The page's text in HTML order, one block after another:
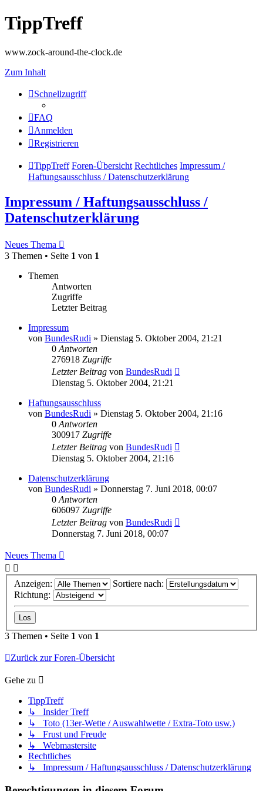
TippTreff
www.zock-around-the-clock.de
Zum Inhalt
Schnellzugriff
FAQ
Anmelden
Registrieren
TippTreff Foren-Übersicht Rechtliches Impressum /
Haftungsausschluss / Datenschutzerklärung
Impressum / Haftungsausschluss /
Datenschutzerklärung
Neues Thema
3 Themen • Seite 1 von 1
Themen
Antworten
Zugriffe
Letzter Beitrag
Impressum
von BundesRudi » Dienstag 5. Oktober 2004, 21:21
0 Antworten
276918 Zugriffe
Letzter Beitrag von BundesRudi
Dienstag 5. Oktober 2004, 21:21
Haftungsausschluss
von BundesRudi » Dienstag 5. Oktober 2004, 21:16
0 Antworten
300917 Zugriffe
Letzter Beitrag von BundesRudi
Dienstag 5. Oktober 2004, 21:16
Datenschutzerklärung
von BundesRudi » Donnerstag 7. Juni 2018, 00:07
0 Antworten
606097 Zugriffe
Letzter Beitrag von BundesRudi
Donnerstag 7. Juni 2018, 00:07
Neues Thema
Anzeigen:
Sortiere nach:
Richtung:
3 Themen • Seite 1 von 1
Zurück zur Foren-Übersicht
Gehe zu
TippTreff
↳ Insider Treff
↳ Toto (13er-Wette / Auswahlwette / Extra-Toto usw.)
↳ Frust und Freude
↳ Webmastersite
Rechtliches
↳ Impressum / Haftungsausschluss / Datenschutzerklärung